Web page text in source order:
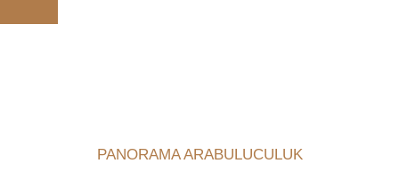
PANORAMA ARABULUCULUK